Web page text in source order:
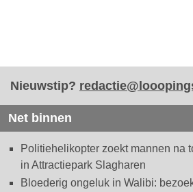
Nieuwstip?
Net binnen
Politiehelikopter zoekt mannen na
in Attractiepark Slagharen
Bloederig ongeluk in Walibi: